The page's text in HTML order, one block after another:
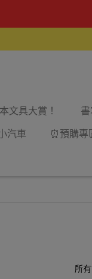
具大賞！
汽車 ⏰預購專
所